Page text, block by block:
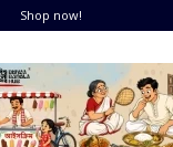
Shop now!